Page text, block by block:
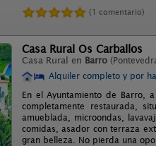
(1 comentario)
Casa Rural Os Carballos
Casa Rural en Barro
Alquiler completo y por
En el Ayuntamiento de Barro,
completamente restaurada,
amueblada, microondas,
comidas, asador con terraza
gran belleza. No pierda una